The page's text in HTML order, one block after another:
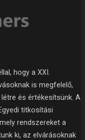
hogy a XXI.
is megfelelő,
és értékesítsünk. A
titkosítási
rendszereket a
ki, az elvárásoknak